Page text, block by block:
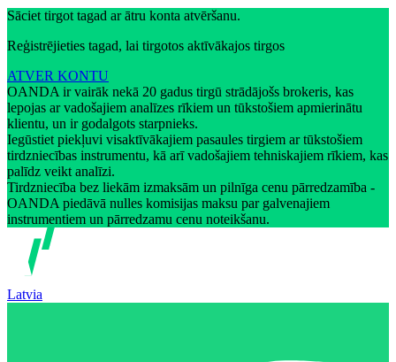
Sāciet tirgot tagad ar ātru konta atvēršanu.
Reģistrējieties tagad, lai tirgotos aktīvākajos tirgos
ATVER KONTU
OANDA ir vairāk nekā 20 gadus tirgū strādājošs brokeris, kas
lepojas ar vadošajiem analīzes rīkiem un tūkstošiem apmierinātu
klientu, un ir godalgots starpnieks.
Iegūstiet piekļuvi visaktīvākajiem pasaules tirgiem ar tūkstošiem
tirdzniecības instrumentu, kā arī vadošajiem tehniskajiem rīkiem, kas
palīdz veikt analīzi.
Tirdzniecība bez liekām izmaksām un pilnīga cenu pārredzamība -
OANDA piedāvā nulles komisijas maksu par galvenajiem
instrumentiem un pārredzamu cenu noteikšanu.
Latvia